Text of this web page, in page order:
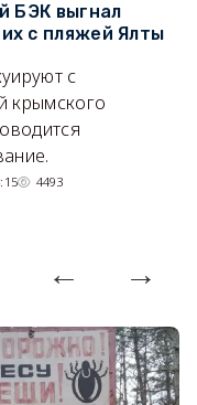
БЭК выгнал
с пляжей Ялты
с
крымского
4493